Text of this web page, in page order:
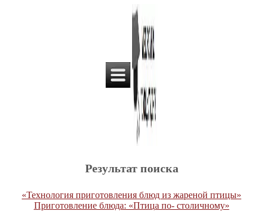
Результат поиска
«Технология приготовления блюд из жареной птицы»
Приготовление блюда: «Птица по- столичному»